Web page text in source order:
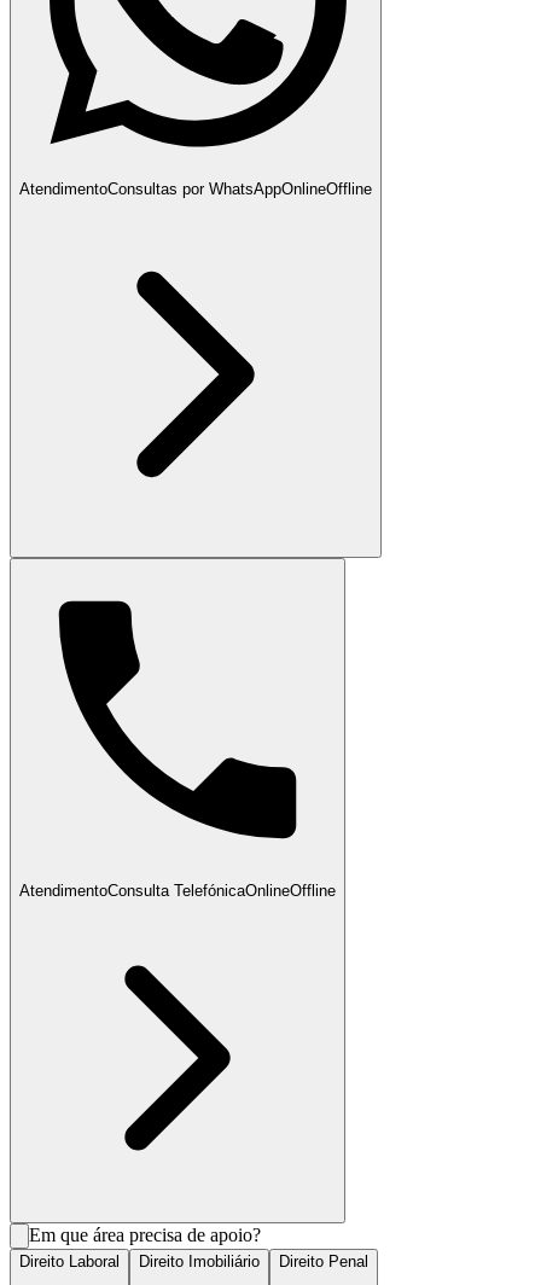
AtendimentoConsultas por WhatsAppOnlineOffline
AtendimentoConsulta TelefónicaOnlineOffline
Em que área precisa de apoio?
Direito Laboral Direito Imobiliário Direito Penal